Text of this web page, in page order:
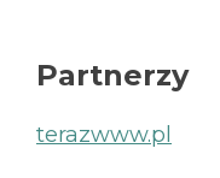
Partnerzy
terazwww.pl